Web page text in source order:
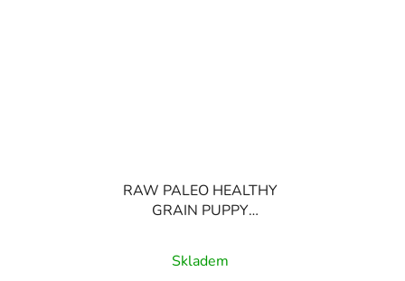
RAW PALEO HEALTHY
GRAIN PUPPY
granule pro štěňata
hodnocení
Skladem